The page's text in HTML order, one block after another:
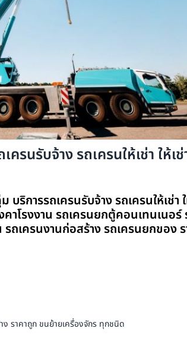
รนรับจ้าง รถเครนให้เช่า ให้เช่
ริการรถเครนรับจ้าง รถเครนให้เช่า
าโรงงาน รถเครนยกตู้คอนเทนเนอร์
ถเครนงานก่อสร้าง รถเครนยกของ
ง ราคาถูก ขนย้ายเครื่องจักร ทุกชนิด